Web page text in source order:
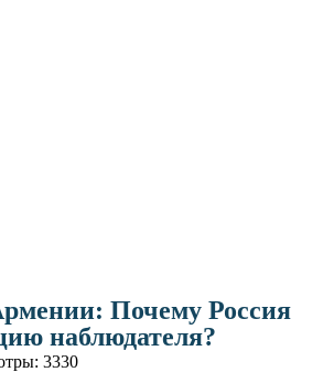
Почему Россия
наблюдателя?
3330